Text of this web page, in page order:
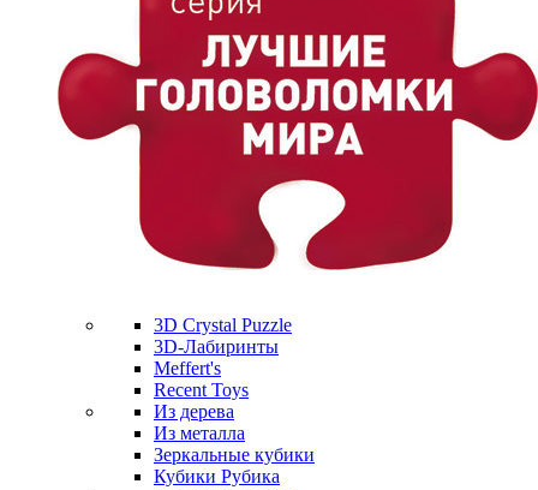
3D Crystal Puzzle
3D-Лабиринты
Meffert's
Recent Toys
Из дерева
Из металла
Зеркальные кубики
Кубики Рубика